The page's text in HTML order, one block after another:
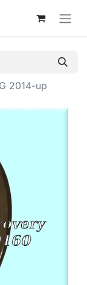
2014-up